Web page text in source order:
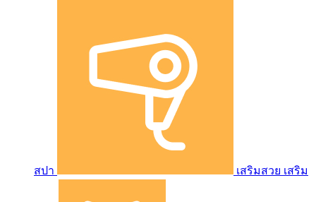
สปา เสริมสวย เสริม